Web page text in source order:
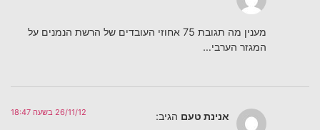
מענין מה תגובת 75 אחוזי העובדים של הרשת הנמנים על
המגזר הערבי…
אנינת טעם הגיב: 26/11/12 בשעה 18:47